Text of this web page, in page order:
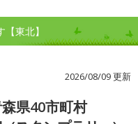
東北】
2026/08/09 更新
県40市町村